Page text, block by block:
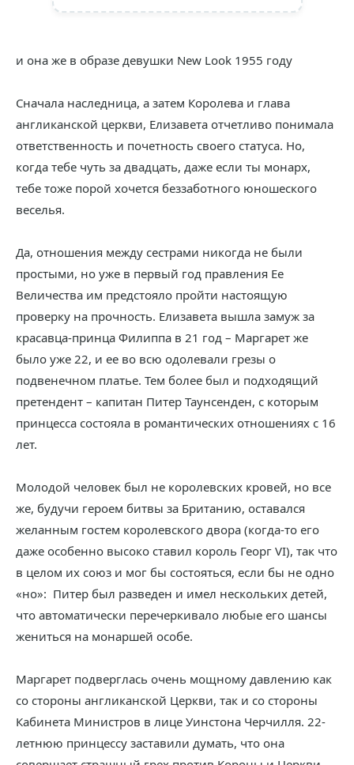
и она же в образе девушки New Look 1955 году
Сначала наследница, а затем Королева и глава
англиканской церкви, Елизавета отчетливо понимала
ответственность и почетность своего статуса. Но,
когда тебе чуть за двадцать, даже если ты монарх,
тебе тоже порой хочется беззаботного юношеского
веселья.
Да, отношения между сестрами никогда не были
простыми, но уже в первый год правления Ее
Величества им предстояло пройти настоящую
проверку на прочность. Елизавета вышла замуж за
красавца-принца Филиппа в 21 год – Маргарет же
было уже 22, и ее во всю одолевали грезы о
подвенечном платье. Тем более был и подходящий
претендент – капитан Питер Таунсенден, с которым
принцесса состояла в романтических отношениях с 16
лет.
Молодой человек был не королевских кровей, но все
же, будучи героем битвы за Британию, оставался
желанным гостем королевского двора (когда-то его
даже особенно высоко ставил король Георг VI), так что
в целом их союз и мог бы состояться, если бы не одно
«но»: Питер был разведен и имел нескольких детей,
что автоматически перечеркивало любые его шансы
жениться на монаршей особе.
Маргарет подверглась очень мощному давлению как
со стороны англиканской Церкви, так и со стороны
Кабинета Министров в лице Уинстона Черчилля. 22-
летнюю принцессу заставили думать, что она